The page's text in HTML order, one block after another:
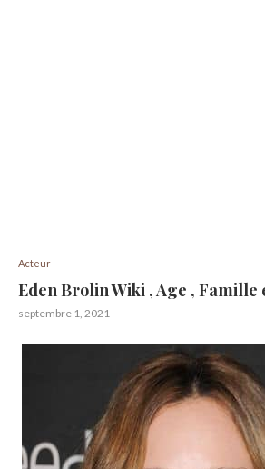
Acteur
Eden Brolin Wiki , Age ,
septembre 1, 2021